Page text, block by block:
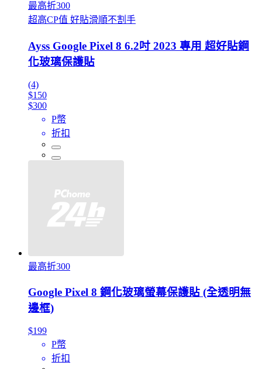
最高折300
超高CP值 好貼滑順不割手
Ayss Google Pixel 8 6.2吋 2023 專用 超好貼鋼
化玻璃保護貼
(4)
$150
$300
P幣
折扣
最高折300
Google Pixel 8 鋼化玻璃螢幕保護貼 (全透明無
邊框)
$199
P幣
折扣